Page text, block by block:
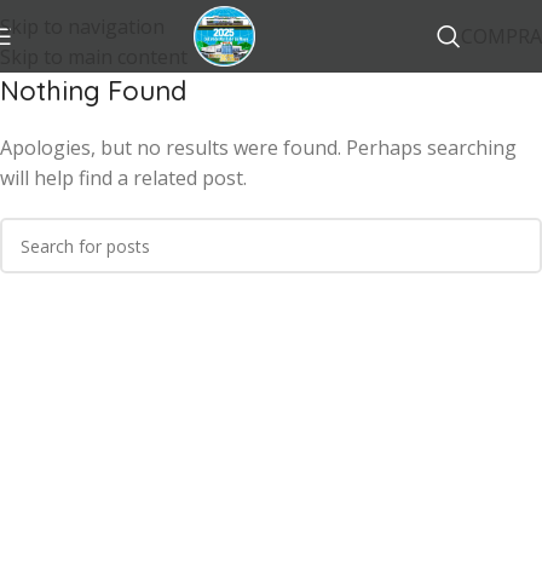
Skip to navigation
Nothing Found
Apologies, but no results were found. Perhaps searching
will help find a related post.